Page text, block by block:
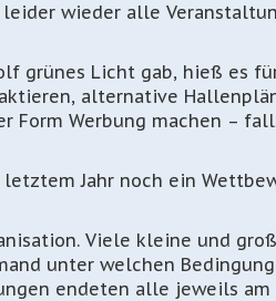
wieder alle
grünes Licht gab, hieß es
alternative
Form Werbung machen –
Jahr noch ein
Viele kleine und
unter welchen
endeten alle jeweils am